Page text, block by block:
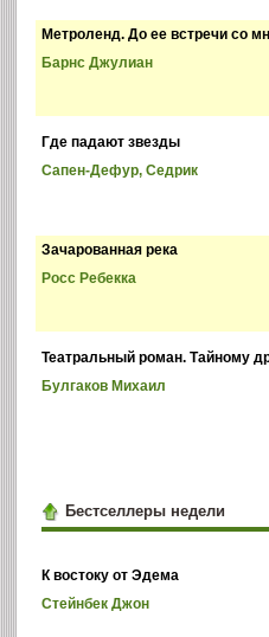
Метроленд. До ее встречи со
Барнс Джулиан
Где падают звезды
Сапен-Дефур, Седрик
Зачарованная река
Росс Ребекка
Театральный роман. Тайному
Булгаков Михаил
Бестселлеры недели
К востоку от Эдема
Стейнбек Джон